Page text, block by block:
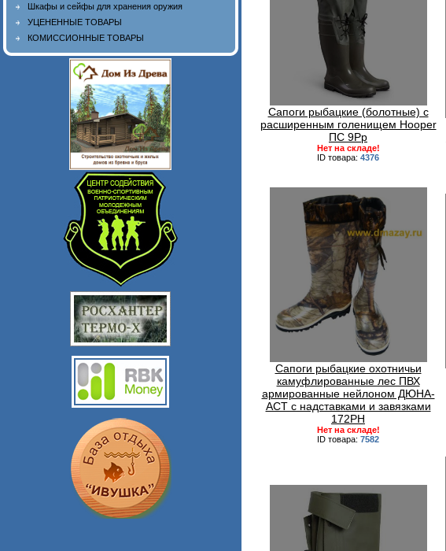
Шкафы и сейфы для хранения оружия
УЦЕНЕННЫЕ ТОВАРЫ
КОМИССИОННЫЕ ТОВАРЫ
Сапоги рыбацкие (болотные) с
расширенным голенищем Hooper
ПС 9Рр
Нет на складе!
ID товара: 4376
Сапоги рыбацкие охотничьи
камуфлированные лес ПВХ
армированные нейлоном ДЮНА-
АСТ с надставками и завязками
172РН
Нет на складе!
ID товара: 7582